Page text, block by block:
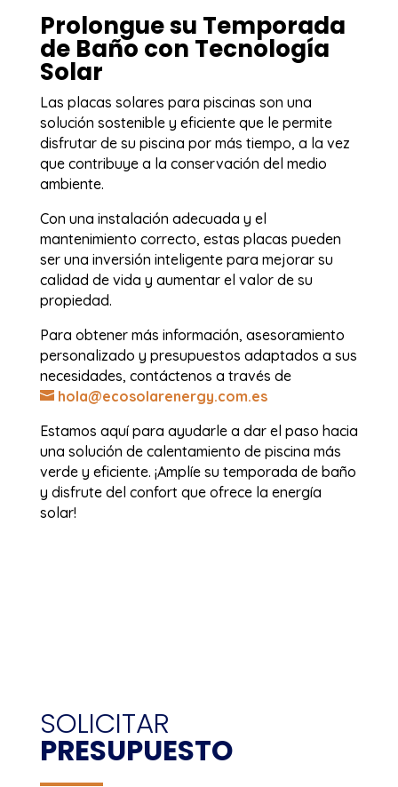
Prolongue su Temporada
de Baño con Tecnología
Solar
Las placas solares para piscinas son una
solución sostenible y eficiente que le permite
disfrutar de su piscina por más tiempo, a la vez
que contribuye a la conservación del medio
ambiente.
Con una instalación adecuada y el
mantenimiento correcto, estas placas pueden
ser una inversión inteligente para mejorar su
calidad de vida y aumentar el valor de su
propiedad.
Para obtener más información, asesoramiento
personalizado y presupuestos adaptados a sus
necesidades, contáctenos a través de
hola@ecosolarenergy.com.es
Estamos aquí para ayudarle a dar el paso hacia
una solución de calentamiento de piscina más
verde y eficiente. ¡Amplíe su temporada de baño
y disfrute del confort que ofrece la energía
solar!
SOLICITAR
PRESUPUESTO